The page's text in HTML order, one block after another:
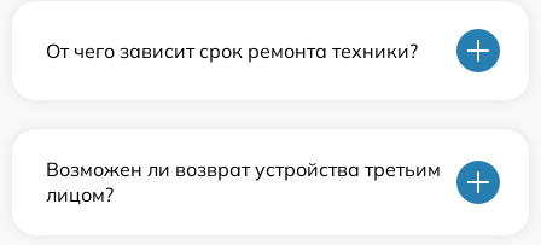
От чего зависит срок ремонта техники?
Возможен ли возврат устройства третьим
лицом?